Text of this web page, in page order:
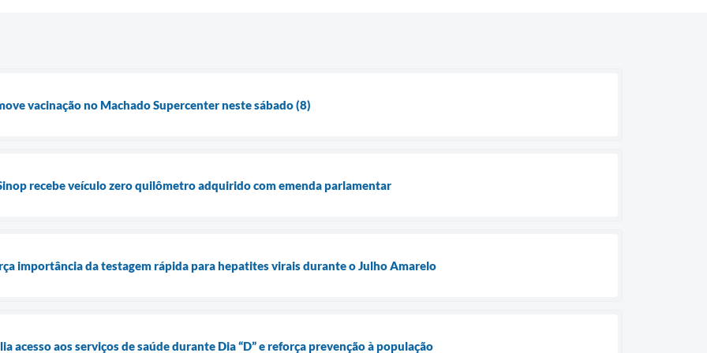
vacinação no Machado Supercenter neste sábado (8)
recebe veículo zero quilômetro adquirido com emenda parlamentar
importância da testagem rápida para hepatites virais durante o Julho Amarelo
acesso aos serviços de saúde durante Dia “D” e reforça prevenção à população